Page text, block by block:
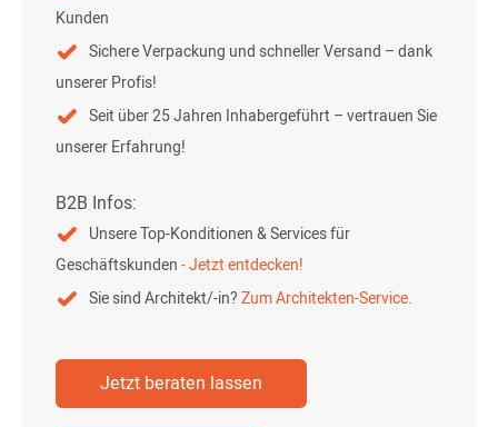
Kunden
Sichere Verpackung und schneller Versand – dank
unserer Profis!
Seit über 25 Jahren Inhabergeführt – vertrauen Sie
unserer Erfahrung!
B2B Infos:
Unsere Top-Konditionen & Services für
Geschäftskunden- Jetzt entdecken!
Sie sind Architekt/-in?Zum Architekten-Service.
Jetzt beraten lassen